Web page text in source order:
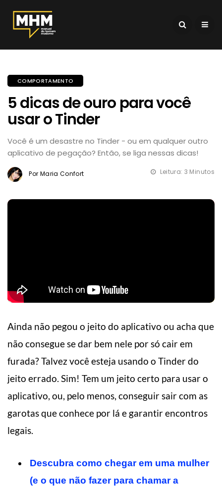
COMPORTAMENTO
5 dicas de ouro para você
usar o Tinder
Você é um desastre no Tinder - ou em qualquer outro
aplicativo de pegação? Então, se liga nessas dicas!
Por Maria Confort Leitura: 3 Minutos
Ainda não pegou o jeito do aplicativo ou acha que
não consegue se dar bem nele por só cair em
furada? Talvez você esteja usando o Tinder do
jeito errado. Sim! Tem um jeito certo para usar o
aplicativo, ou, pelo menos, conseguir sair com as
garotas que conhece por lá e garantir encontros
legais.
Descubra como chegar em uma mulher
(e o que não fazer para chamar a